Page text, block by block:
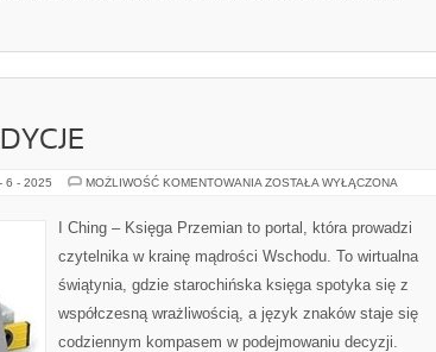
6 - 2025 MOŻLIWOŚĆ KOMENTOWANIA KULTURA
ZOSTAŁA WYŁĄCZONA
I Ching – Księga Przemian to portal, która prowadzi
czytelnika w krainę mądrości Wschodu. To wirtualna
świątynia, gdzie starochińska księga spotyka się z
współczesną wrażliwością, a język znaków staje się
codziennym kompasem w podejmowaniu decyzji.